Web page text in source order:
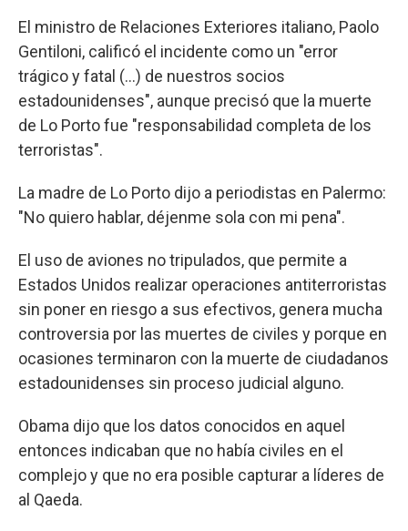
El ministro de Relaciones Exteriores italiano, Paolo
Gentiloni, calificó el incidente como un "error
trágico y fatal (...) de nuestros socios
estadounidenses", aunque precisó que la muerte
de Lo Porto fue "responsabilidad completa de los
terroristas".
La madre de Lo Porto dijo a periodistas en Palermo:
"No quiero hablar, déjenme sola con mi pena".
El uso de aviones no tripulados, que permite a
Estados Unidos realizar operaciones antiterroristas
sin poner en riesgo a sus efectivos, genera mucha
controversia por las muertes de civiles y porque en
ocasiones terminaron con la muerte de ciudadanos
estadounidenses sin proceso judicial alguno.
Obama dijo que los datos conocidos en aquel
entonces indicaban que no había civiles en el
complejo y que no era posible capturar a líderes de
al Qaeda.